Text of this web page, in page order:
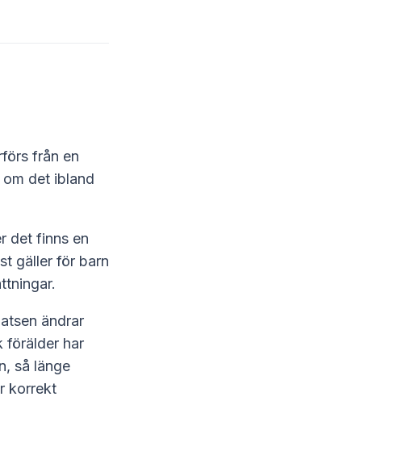
från en
det ibland
det finns en
gäller för barn
ändrar
förälder har
så länge
korrekt